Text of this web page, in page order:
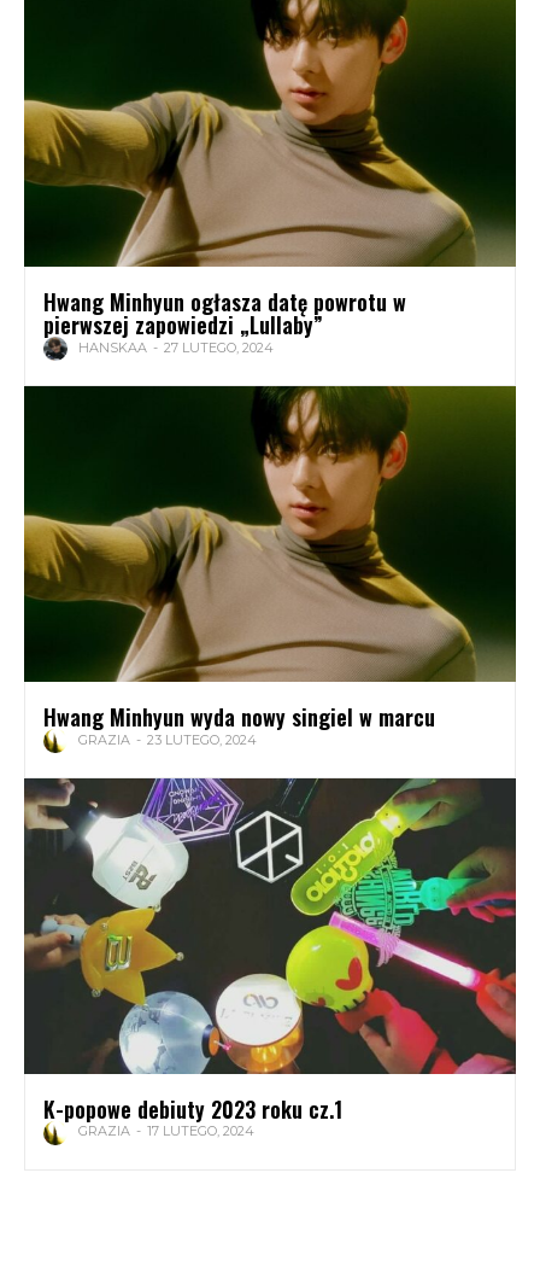
Hwang Minhyun ogłasza datę powrotu w
pierwszej zapowiedzi „Lullaby”
HANSKAA - 27 LUTEGO, 2024
Hwang Minhyun wyda nowy singiel w marcu
GRAZIA - 23 LUTEGO, 2024
K-popowe debiuty 2023 roku cz.1
GRAZIA - 17 LUTEGO, 2024